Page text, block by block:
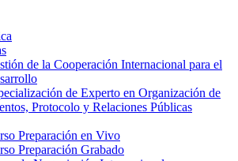
de la Cooperación Internacional para el
de Experto en Organización de
Protocolo y Relaciones Públicas
Preparación en Vivo
Preparación Grabado